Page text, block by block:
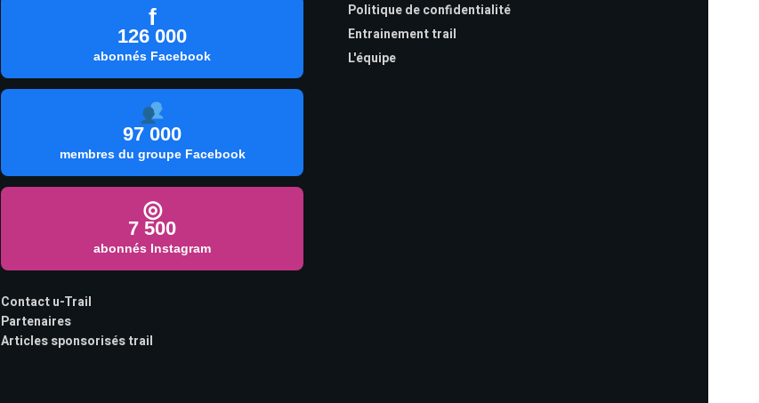
f
126 000
abonnés Facebook
97 000
membres du groupe Facebook
◎
7 500
abonnés Instagram
Contact u-Trail
Partenaires
Articles sponsorisés trail
Politique de confidentialité
Entrainement trail
L'équipe